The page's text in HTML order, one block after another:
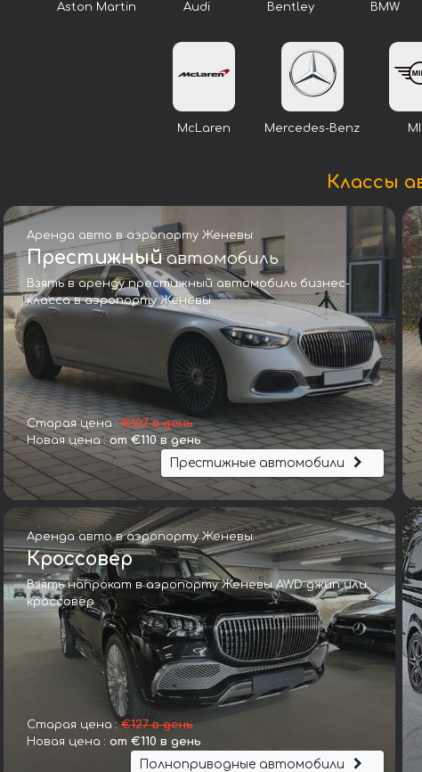
Aston Martin Audi Bentley BMW
McLaren Mercedes-Benz
Классы
Аренда авто в аэропорту Женевы:
Престижныйавтомобиль
Взять в аренду престижный автомобиль бизнес-
класса в аэропорту Женевы
Старая цена :€127 в день
Новая цена :от €110 в день
Престижные автомобили
Аренда авто в аэропорту Женевы:
Кроссовер
Взять напрокат в аэропорту Женевы AWD джип или
кроссовер
Старая цена :€127 в день
Новая цена : от €110 в день
Полноприводные автомобили